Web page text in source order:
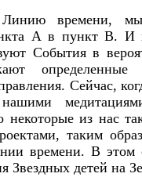
Линию времени, мы
А в пункт В. И
События в
Сейчас,
некоторые из нас
таким
времени. В этом
Звездных детей на